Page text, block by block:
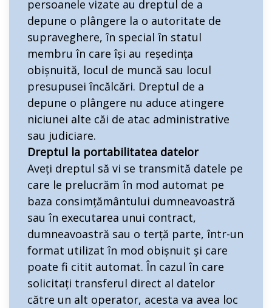
persoanele vizate au dreptul de a
depune o plângere la o autoritate de
supraveghere, în special în statul
membru în care își au reședința
obișnuită, locul de muncă sau locul
presupusei încălcări. Dreptul de a
depune o plângere nu aduce atingere
niciunei alte căi de atac administrative
sau judiciare.
Dreptul la portabilitatea datelor
Aveți dreptul să vi se transmită datele pe
care le prelucrăm în mod automat pe
baza consimțământului dumneavoastră
sau în executarea unui contract,
dumneavoastră sau o terță parte, într-un
format utilizat în mod obișnuit și care
poate fi citit automat. În cazul în care
solicitați transferul direct al datelor
către un alt operator, acesta va avea loc